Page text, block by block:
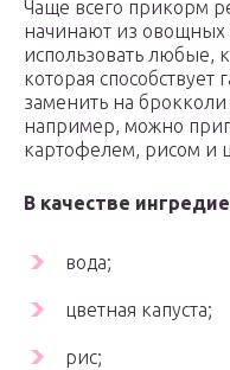
Чаще всего прикорм
начинают из
использовать любые,
которая
заменить на
например, можно
картофелем, рисом и
В качестве
вода;
цветная капуста;
рис;